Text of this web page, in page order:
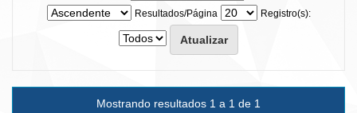
Resultados/Página
Registro(s):
Mostrando resultados 1 a 1 de 1